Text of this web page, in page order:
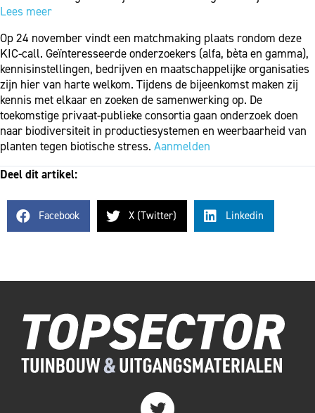
Lees meer
Op 24 november vindt een matchmaking plaats rondom deze
KIC-call. Geïnteresseerde onderzoekers (alfa, bèta en gamma),
kennisinstellingen, bedrijven en maatschappelijke organisaties
zijn hier van harte welkom. Tijdens de bijeenkomst maken zij
kennis met elkaar en zoeken de samenwerking op. De
toekomstige privaat-publieke consortia gaan onderzoek doen
naar biodiversiteit in productiesystemen en weerbaarheid van
planten tegen biotische stress. Aanmelden
Deel dit artikel:
Facebook X (Twitter) Linkedin
Twitter